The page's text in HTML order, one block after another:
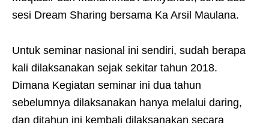
sesi Dream Sharing bersama Ka Arsil Maulana.
Untuk seminar nasional ini sendiri, sudah berapa
kali dilaksanakan sejak sekitar tahun 2018.
Dimana Kegiatan seminar ini dua tahun
sebelumnya dilaksanakan hanya melalui daring,
dan ditahun ini kembali dilaksanakan secara